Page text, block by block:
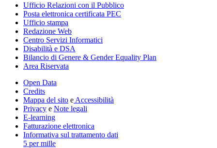
Ufficio Relazioni con il Pubblico
Posta elettronica certificata PEC
Ufficio stampa
Redazione Web
Centro Servizi Informatici
Disabilità e DSA
Bilancio di Genere & Gender Equality Plan
Area Riservata
Open Data
Credits
Mappa del sito e Accessibilità
Privacy e Note legali
E-learning
Fatturazione elettronica
Informativa sul trattamento dati
5 per mille